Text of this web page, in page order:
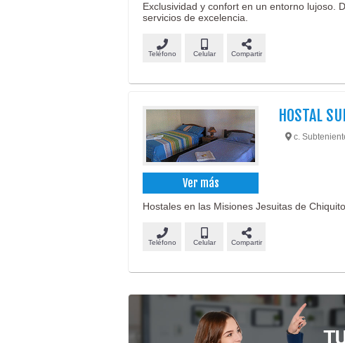
Exclusividad y confort en un entorno lujoso.
servicios de excelencia.
Teléfono Celular Compartir
Ver más
HOSTAL
c.
Hostales en las Misiones Jesuitas de
Teléfono Celular Compartir